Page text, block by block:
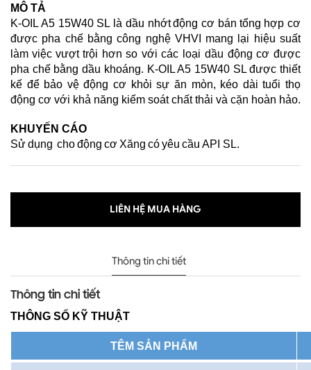
MÔ TẢ
K-OIL A5 15W40 SL là dầu nhớt động cơ bán tổng hợp cơ
được pha chế bằng công nghệ VHVI mang lại hiệu suất
làm việc vượt trội hơn so với các loại dầu động cơ được
pha chế bằng dầu khoáng. K-OIL A5 15W40 SL được thiết
kế để bảo vệ động cơ khỏi sự ăn mòn, kéo dài tuổi thọ
động cơ với khả năng kiểm soát chất thải và cặn hoàn hảo.
KHUYẾN CÁO
Sửdụng chođộng cơ Xăng cóyêu cầu API SL.
LIÊN HỆ MUA HÀNG
Thông tin chi tiết
Thông tin chi tiết
THÔNG SỐ KỸ THUẬT
TÊM SẢN PHẨM